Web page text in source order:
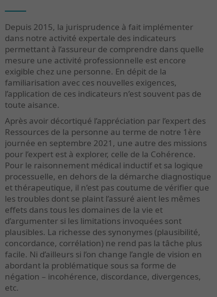
Depuis 2015, la jurisprudence à fait implémenter
dans notre activité expertale des indicateurs
permettant à l’assureur de comprendre dans quelle
mesure une activité professionnelle est encore
exigible chez une personne. En dépit de la
familiarisation avec ces nouvelles exigences,
l’application de ces indicateurs n’est souvent pas de
toute aisance.
Après avoir décortiqué l’appréciation par l’expert des
Ressources de la personne au terme de notre 1ère
journée en septembre 2021, une autre des missions
pour l’expert est à explorer, celle de la Cohérence.
Pour le raisonnement médical inductif et sa logique
processuelle, en dehors de la démarche diagnostique
et thérapeutique, il n’est pas coutume de vérifier que
les troubles dont se plaint l’assuré aient les mêmes
effets dans tous les domaines de la vie et
d’argumenter si les limitations invoquées sont
plausibles. La richesse des synonymes (plausibilité,
concordance, corrélation) ne rend pas la tâche plus
facile. Ni d’ailleurs si l’on change l’angle de vision en
abordant la problématique sous sa forme de
négation – incohérence, discordance, divergences,
etc.